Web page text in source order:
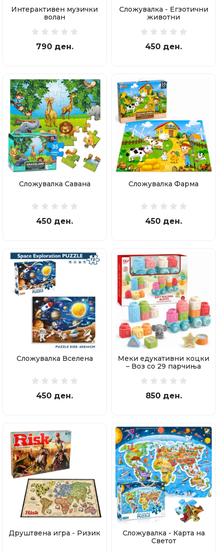
Интерактивен музички
волан
790 ден.
Сложувалка - Егзотични
животни
450 ден.
Сложувалка Савана
450 ден.
Сложувалка Фарма
450 ден.
Сложувалка Вселена
450 ден.
Меки едукативни коцки
– Воз со 29 парчиња
850 ден.
Друштвена игра - Ризик
Сложувалка - Карта на
Светот